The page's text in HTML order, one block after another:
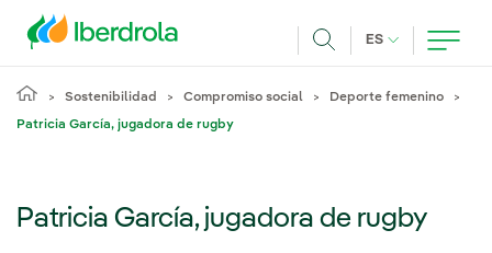
ES IDIOMA
Sostenibilidad Compromiso social Deporte femenino
Patricia García, jugadora de rugby
Patricia García, jugadora de rugby